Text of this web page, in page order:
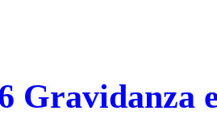
Gravidanza